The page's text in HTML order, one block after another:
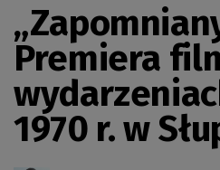
Premiera
1970 r. w